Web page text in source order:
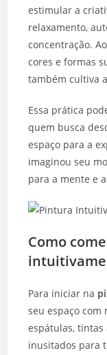
estimular a
relaxamento,
concentração.
cores e formas
também cultiva
Essa prática
quem busca
espaço para a
imaginou seu
para a mente e
Como
Para iniciar na
seu espaço com
espátulas, tintas
inusitados para